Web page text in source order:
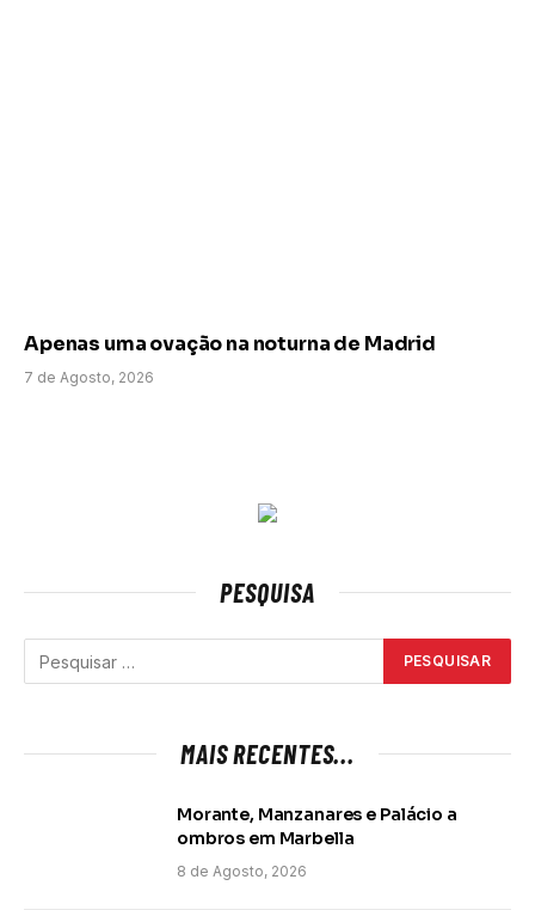
Apenas uma ovação na noturna de Madrid
7 de Agosto, 2026
PESQUISA
MAIS RECENTES...
Morante, Manzanares e Palácio a
ombros em Marbella
8 de Agosto, 2026